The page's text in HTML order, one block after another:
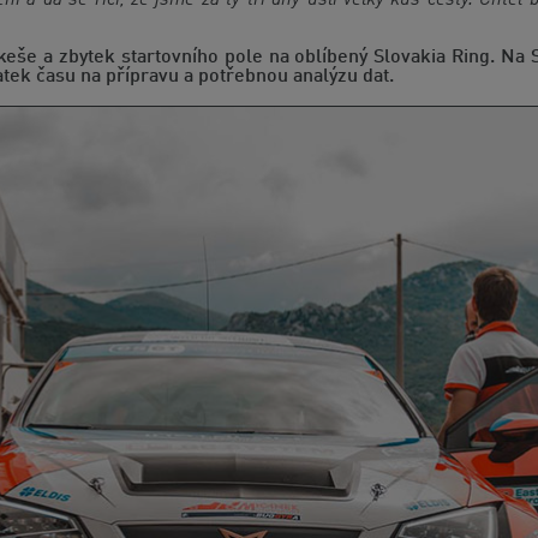
a zbytek startovního pole na oblíbený Slovakia Ring.
času na přípravu a potřebnou analýzu dat.